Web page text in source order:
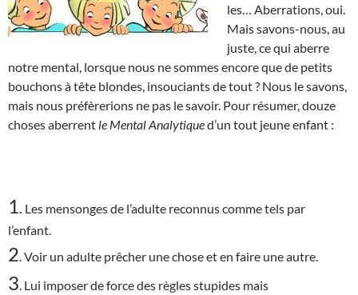
les… Aberrations, oui.
Mais savons-nous, au
juste, ce qui aberre
notre mental, lorsque nous ne sommes encore que de petits
bouchons à tête blondes, insouciants de tout ? Nous le savons,
mais nous préfèrerions ne pas le savoir. Pour résumer, douze
choses aberrent le Mental Analytiqued’un tout jeune enfant :
1
Les mensonges de l’adulte reconnus comme tels par
l’enfant.
2 . Voir un adulte prêcher une chose et en faire une autre.
3 . Lui imposer de force des règles stupides mais